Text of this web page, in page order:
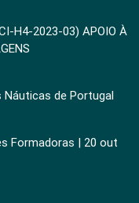
H4-2023-03) APOIO À
de Portugal
Formadoras | 20 out